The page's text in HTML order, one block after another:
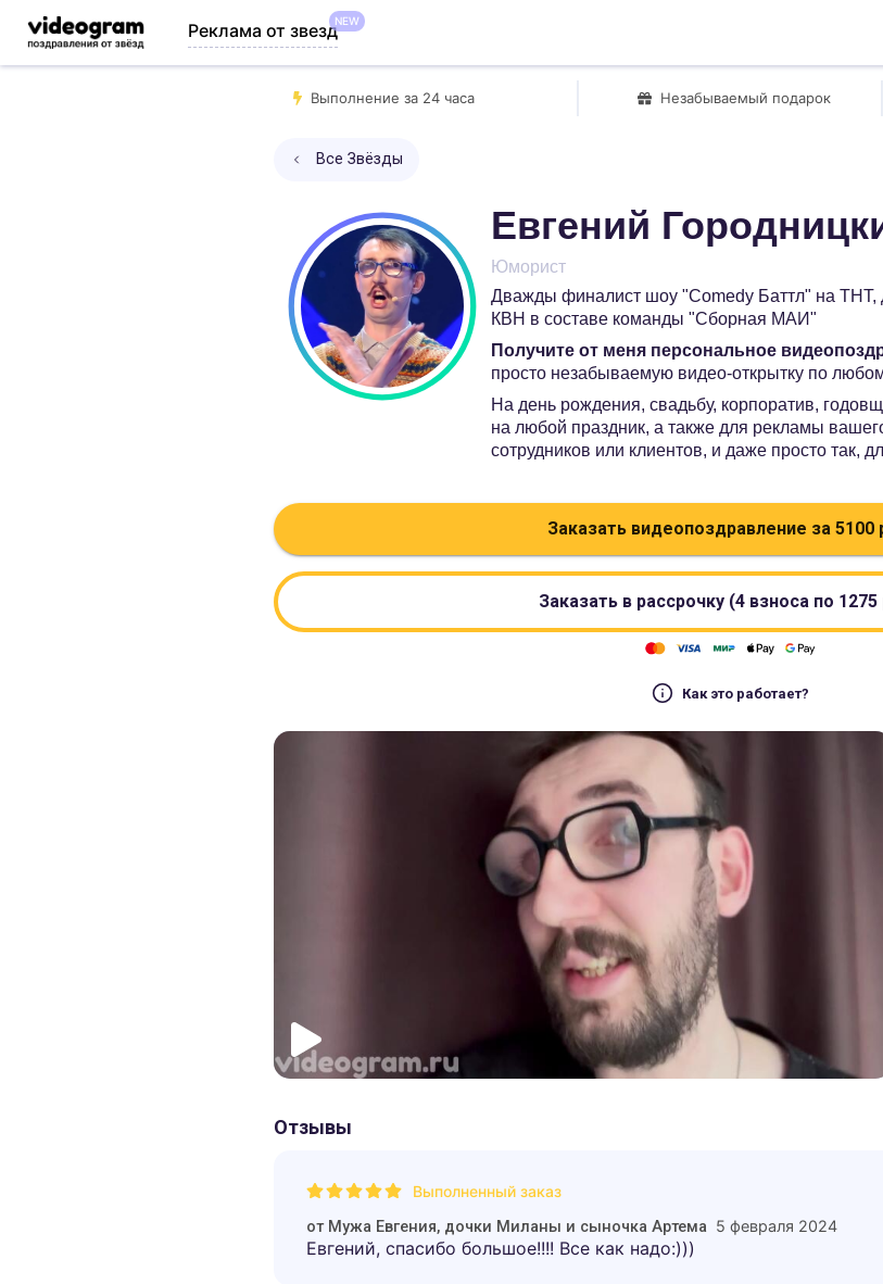
Реклама от звездNEW
Выполнение за 24 часа Незабываемый подарок
Все Звёзды
Евгений
Юморист
Дважды финалист шоу "Comedy Баттл" на
КВН в составе команды "Сборная МАИ"
Получите от меня персональное
просто незабываемую видео-открытку по
На день рождения, свадьбу, корпоратив,
на любой праздник, а также для рекламы
сотрудников или клиентов, и даже просто так,
Заказать видеопоздравление за 5100
Заказать в рассрочку (4 взноса по 1275
Как это работает?
Отзывы
Выполненный заказ
от Мужа Евгения, дочки Миланы и сыночка Артема 5 февраля 2024
Евгений, спасибо большое!!!! Все как надо:)))